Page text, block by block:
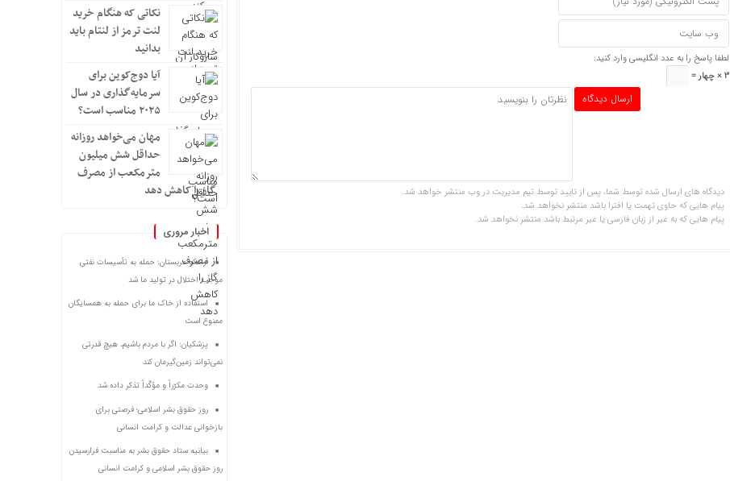
لطفا پاسخ را به عدد انگلیسی وارد کنید:
3 × چهار =
دیدگاه های ارسال شده توسط شما، پس از تایید توسط تیم مدیریت در وب منتشر خواهد شد.
پیام هایی که حاوی تهمت یا افترا باشد منتشر نخواهد شد.
پیام هایی که به غیر از زبان فارسی یا غیر مرتبط باشد منتشر نخواهد شد.
نکاتی که هنگام خرید
لنت ترمز از لنتام باید
بدانید
آیا دوج‌کوین برای
سرمایه‌گذاری در سال
۲۰۲۵ مناسب است؟
مهان می‌خواهد روزانه
حداقل شش میلیون
مترمکعب از مصرف
گاز را کاهش دهد
اخبار مروری
آرامکو عربستان: حمله به تأسیسات نفتی
موجب اختلال در تولید ما شد
استفاده از خاک ما برای حمله به همسایگان
ممنوع است
پزشکیان: اگر با مردم باشیم، هیچ قدرتی
نمی‌تواند زمین‌گیرمان کند
وحدت مکرّراً و مؤکّداً تذکر داده شد
روز حقوق بشر اسلامی؛ فرصتی برای
بازخوانی عدالت و کرامت انسانی
بیانیه ستاد حقوق بشر به مناسبت فرارسیدن
روز حقوق بشر اسلامی و کرامت انسانی